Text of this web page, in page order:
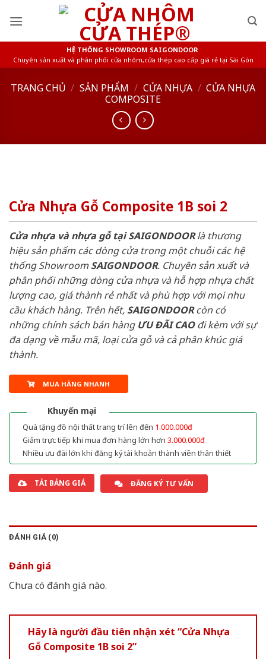
HỆ THỐNG SHOWROOM SAIGONDOOR
Chuyên sản xuất và phân phối cửa nhôm,cửa thép cao cấp giá rẻ tại Sài Gòn
TRANG CHỦ / SẢN PHẨM / CỬA NHỰA / CỬA NHỰA
COMPOSITE
Cửa Nhựa Gỗ Composite 1B soi 2
Cửa nhựa và nhựa gỗ tại SAIGONDOORlà thương
hiệu sản phẩm các dòng cửa trong một chuỗi các hệ
thống ShowroomSAIGONDOOR. Chuyên sản xuất và
phân phối những dòng cửa nhựa và hỗ hợp nhựa chất
lượng cao, giá thành rẻ nhất và phù hợp với mọi nhu
cầu khách hàng. Trên hết, SAIGONDOORcòn có
những chính sách bán hàng ƯU ĐÃI CAOđi kèm với sự
đa dạng về mẫu mã, loại cửa gỗ và cả phân khúc giá
thành.
MUA HÀNG NHANH
Khuyến mại
Quà tặng đồ nội thất trang trí lên đến 1.000.000đ
Giảm trực tiếp khi mua đơn hàng lớn hơn 3.000.000đ
Nhiều ưu đãi lớn khi đăng ký tài khoản thành viên thân thiết
TẢI BẢNG GIÁ ĐĂNG KÝ TƯ VẤN
ĐÁNH GIÁ (0)
Đánh giá
Chưa có đánh giá nào.
Hãy là người đầu tiên nhận xét “Cửa Nhựa
Gỗ Composite 1B soi 2”